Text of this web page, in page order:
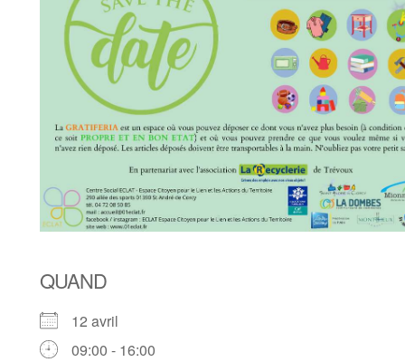
QUAND
12 avril
09:00 - 16:00